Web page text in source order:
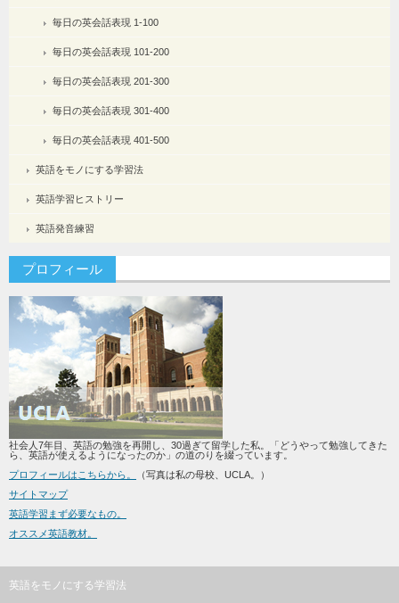
毎日の英会話表現 1-100
毎日の英会話表現 101-200
毎日の英会話表現 201-300
毎日の英会話表現 301-400
毎日の英会話表現 401-500
英語をモノにする学習法
英語学習ヒストリー
英語発音練習
プロフィール
社会人7年目、英語の勉強を再開し、30過ぎて留学した私。「どうやって勉強してきた
ら、英語が使えるようになったのか」の道のりを綴っています。
プロフィールはこちらから。
（写真は私の母校、UCLA。）
サイトマップ
英語学習まず必要なもの。
オススメ英語教材。
英語をモノにする学習法